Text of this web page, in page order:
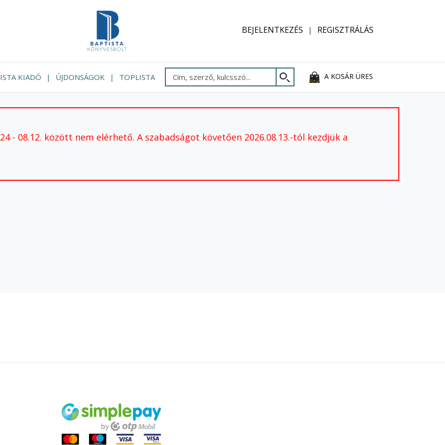
BEJELENTKEZÉS REGISZTRÁLÁS
KIADÓ ÚJDONSÁGOK TOPLISTA A KOSÁR ÜRES
- 08.12. között nem elérhető. A szabadságot követően 2026.08.13.-tól kezdjük a